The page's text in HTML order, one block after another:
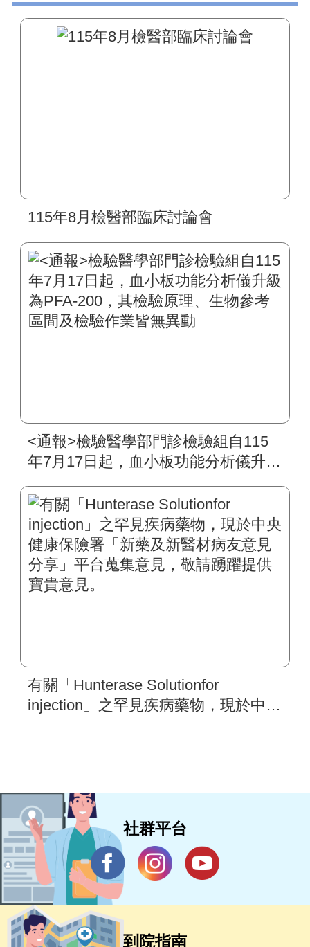
115年8月檢醫部臨床討論會
<通報>檢驗醫學部門診檢驗組自115
年7月17日起，血小板功能分析儀升級
區間及檢驗作業皆無異動
有關「Hunterase Solutionfor
injection」之罕見疾病藥物，現於中央
社群平台
到院指南